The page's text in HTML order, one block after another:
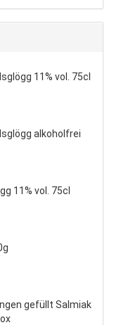
11% vol. 75cl
alkoholfrei
11% vol. 75cl
gefüllt Salmiak